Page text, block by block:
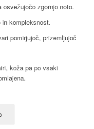
zgornjo noto.
kompleksnost.
pomirjujoč, prizemljujoč
koža pa po vsaki